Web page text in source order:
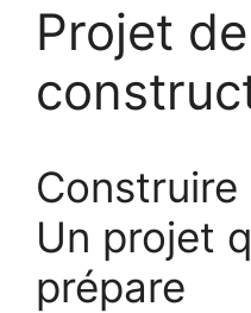
Projet de
Construire
Un projet
prépare